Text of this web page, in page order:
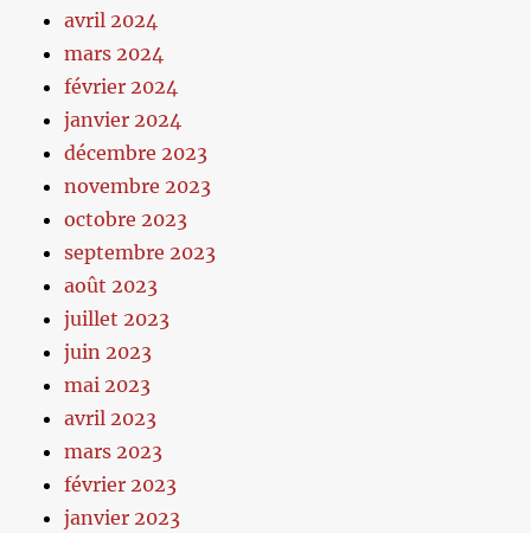
avril 2024
mars 2024
février 2024
janvier 2024
décembre 2023
novembre 2023
octobre 2023
septembre 2023
août 2023
juillet 2023
juin 2023
mai 2023
avril 2023
mars 2023
février 2023
janvier 2023